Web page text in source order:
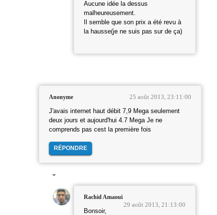
Aucune idée la dessus
malheureusement.
Il semble que son prix a été revu à
la hausse(je ne suis pas sur de ça)
Anonyme 25 août 2013, 23:11:00
J'avais internet haut débit 7,9 Mega seulement
deux jours et aujourd'hui 4.7 Mega Je ne
comprends pas cest la première fois
RÉPONDRE
Rachid Amaoui
29 août 2013, 21:13:00
Bonsoir,